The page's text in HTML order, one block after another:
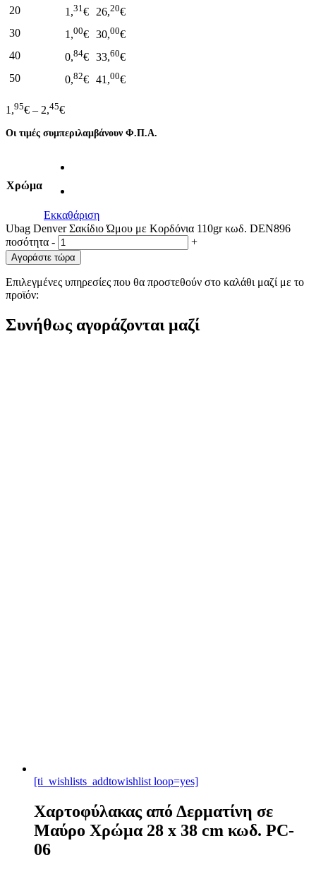
20 1,31 € 26,20€
30
1,00€ 30,00€
40
0,84€ 33,60€
50
0,82€ 41,00€
1,95€ – 2,45€
Οι τιμές συμπεριλαμβάνουν Φ.Π.Α.
Χρώμα
Εκκαθάριση
Ubag Denver Σακίδιο Ώμου με Κορδόνια 110gr κωδ. DEN896
ποσότητα - +
Αγοράστε τώρα
Επιλεγμένες υπηρεσίες που θα προστεθούν στο καλάθι μαζί με το
προϊόν:
Συνήθως αγοράζονται μαζί
[ti_wishlists_addtowishlist loop=yes]
Χαρτοφύλακας από Δερματίνη σε
Μαύρο Χρώμα 28 x 38 cm κωδ. PC-
06